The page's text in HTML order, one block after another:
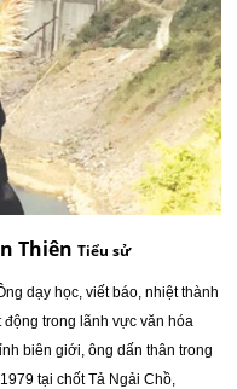
ThiênTiểu sử
dạy học, viết báo, nhiệt thành
động trong lãnh vực văn hóa
biên giới, ông dấn thân trong
tại chốt Tả Ngải Chồ,